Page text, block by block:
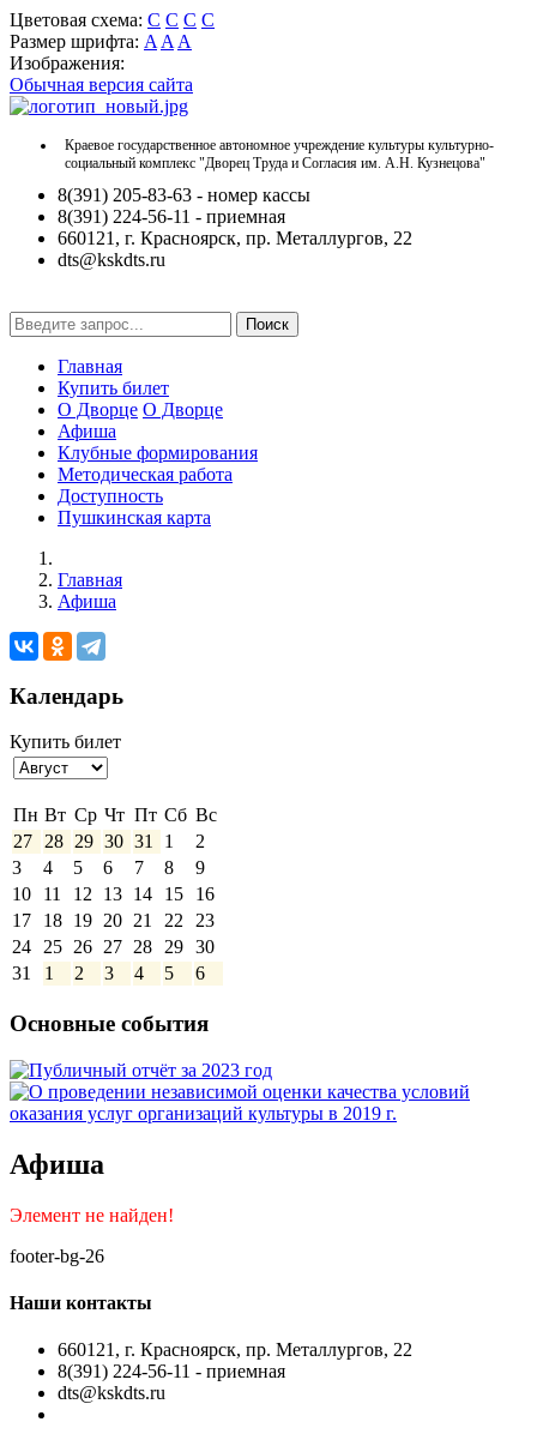
Цветовая схема: C C C C
Размер шрифта: A A A
Изображения:
Обычная версия сайта
Краевое государственное автономное учреждение культуры культурно-
социальный комплекс "Дворец Труда и Согласия им. А.Н. Кузнецова"
8(391) 205-83-63 - номер кассы
8(391) 224-56-11 - приемная
660121, г. Красноярск, пр. Металлургов, 22
dts@kskdts.ru
Поиск
Главная
Купить билет
О Дворце О Дворце
Афиша
Клубные формирования
Методическая работа
Доступность
Пушкинская карта
Главная
Афиша
Календарь
Купить билет
Выберите
Пн Вт Ср Чт Пт Сб Вс
27 28 29 30 31 1
2
3
4 5 6 7 8
9
10
11 12 13 14 15
16
17
18 19 20 21 22 23
24 25 26 27 28 29 30
31
1 2 3 4 5 6
Основные события
Афиша
Элемент не найден!
footer-bg-26
Наши контакты
660121, г. Красноярск, пр. Металлургов, 22
8(391) 224-56-11 - приемная
dts@kskdts.ru